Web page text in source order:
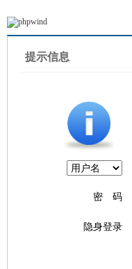
提示信息
密 码
隐身登录